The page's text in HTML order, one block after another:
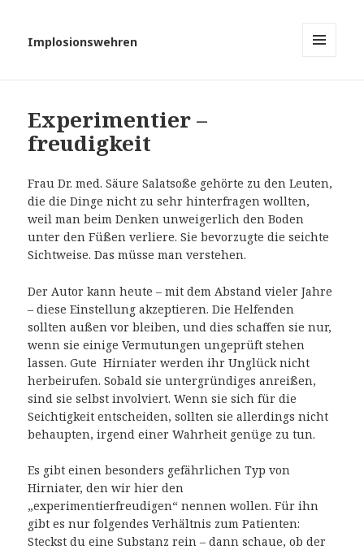
Implosionswehren
Experimentier –
freudigkeit
Frau Dr. med. Säure Salatsoße gehörte zu den Leuten,
die die Dinge nicht zu sehr hinterfragen wollten,
weil man beim Denken unweigerlich den Boden
unter den Füßen verliere. Sie bevorzugte die seichte
Sichtweise. Das müsse man verstehen.
Der Autor kann heute – mit dem Abstand vieler Jahre
– diese Einstellung akzeptieren. Die Helfenden
sollten außen vor bleiben, und dies schaffen sie nur,
wenn sie einige Vermutungen ungeprüft stehen
lassen. Gute Hirniater werden ihr Unglück nicht
herbeirufen. Sobald sie untergründiges anreißen,
sind sie selbst involviert. Wenn sie sich für die
Seichtigkeit entscheiden, sollten sie allerdings nicht
behaupten, irgend einer Wahrheit genüge zu tun.
Es gibt einen besonders gefährlichen Typ von
Hirniater, den wir hier den
„experimentierfreudigen“ nennen wollen. Für ihn
gibt es nur folgendes Verhältnis zum Patienten:
Steckst du eine Substanz rein – dann schaue, ob der